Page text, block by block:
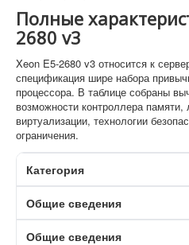
Полные
2680 v3
Xeon E5-2680 v3 относится к
спецификация шире набора
процессора. В таблице собраны
возможности контроллера
виртуализации, технологии
ограничения.
Категория
Общие сведения
Общие сведения